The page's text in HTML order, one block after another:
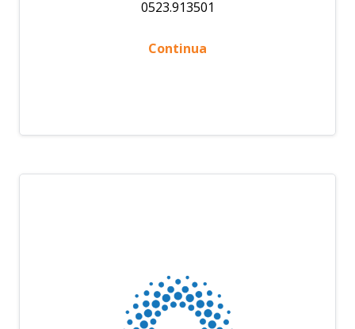
0523.913501
Continua